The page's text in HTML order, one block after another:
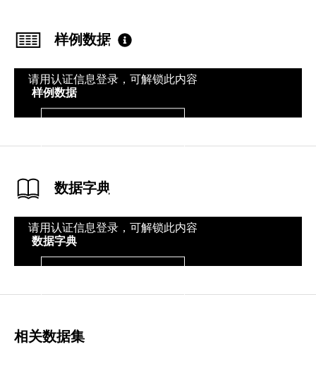
样例数据
样例数据
请用认证信息登录，可解锁此内容
数据字典
数据字典
请用认证信息登录，可解锁此内容
相关数据集